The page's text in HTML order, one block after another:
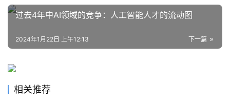
教
程
模
过去4年中AI领域的竞争：人工智能人才的流动图
下一篇
2024年1月22日 上午12:13
相关推荐